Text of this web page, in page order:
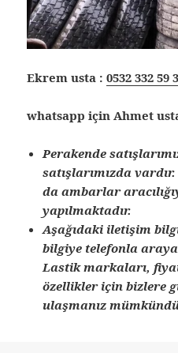
Ekrem usta :0532 332 59
whatsapp için Ahmet
Perakende
satışlarımızda
da ambarlar
yapılmaktadır.
Aşağıdaki iletişim
bilgiye telefonla
Lastik markaları,
özellikler için bizlere
ulaşmanız